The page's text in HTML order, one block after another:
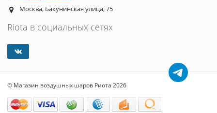
Москва, Бакунинская улица, 75
Riota в социальных сетях
© Магазин воздушных шаров Риота 2026